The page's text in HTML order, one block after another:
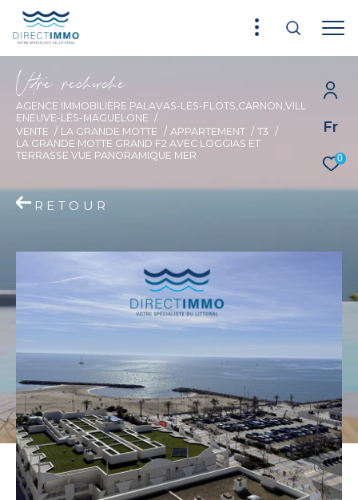
Fr
0
Vore recece
AGENCE IMMOBILIÈRE PALAVAS-LES-FLOTS,CARNON,VILL
ENEUVE-LÈS-MAGUELONE
VENTE
LA GRANDE MOTTE APPARTEMENT
T3
LA GRANDE MOTTE GRAND F2 AVEC LOGGIAS ET
TERRASSE VUE PANORAMIQUE MER
RETOUR